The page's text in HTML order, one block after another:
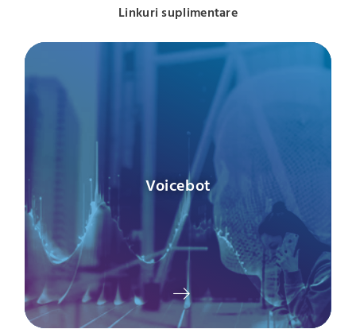
Linkuri suplimentare
Voicebot